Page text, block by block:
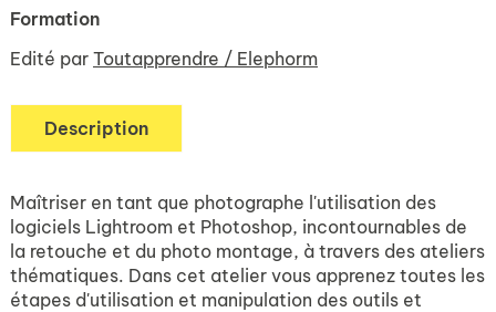
Formation
Edité par Toutapprendre / Elephorm
Description
Maîtriser en tant que photographe l'utilisation des
logiciels Lightroom et Photoshop, incontournables de
la retouche et du photo montage, à travers des ateliers
thématiques. Dans cet atelier vous apprenez toutes les
étapes d'utilisation et manipulation des outils et